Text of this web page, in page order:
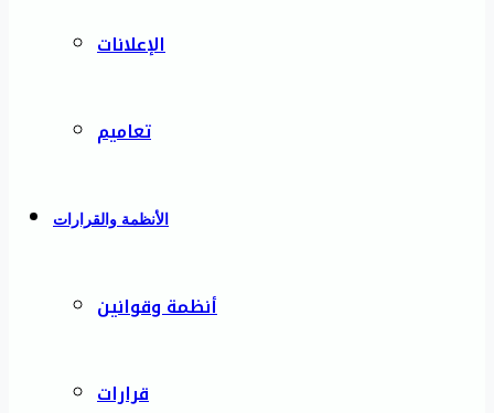
الإعلانات
تعاميم
الأنظمة والقرارات
أنظمة وقوانين
قرارات